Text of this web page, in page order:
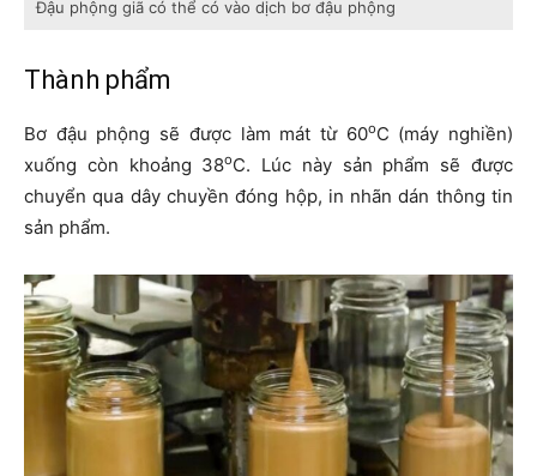
Đậu phộng giã có thể có vào dịch bơ đậu phộng
Thành phẩm
Bơ đậu phộng sẽ được làm mát từ 60oC (máy nghiền)
xuống còn khoảng 38oC. Lúc này sản phẩm sẽ được
chuyển qua dây chuyền đóng hộp, in nhãn dán thông tin
sản phẩm.